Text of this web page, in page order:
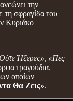
την
τη σφραγίδα του
Κυριάκο
Ήξερες», «Πες
τραγούδια.
οποίων
Θα Ζεις».